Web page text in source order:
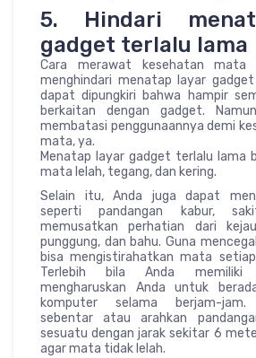
5. Hindari
gadget terlalu lama
Cara merawat kesehatan mata
menghindari menatap layar
dapat dipungkiri bahwa hampir
berkaitan dengan gadget.
membatasi penggunaannya demi
mata, ya.
Menatap layar gadget terlalu lama
mata lelah, tegang, dan kering.
Selain itu, Anda juga dapat
seperti pandangan kabur,
memusatkan perhatian dari
punggung, dan bahu. Guna
bisa mengistirahatkan mata
Terlebih bila Anda memiliki
mengharuskan Anda untuk
komputer selama berjam-jam.
sebentar atau arahkan
sesuatu dengan jarak sekitar 6
agar mata tidak lelah.